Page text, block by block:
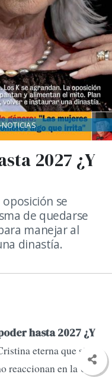
2027 ¿Y
se
de quedarse
manejar al
dinastía.
hasta 2027 ¿Y
eterna que sigue
reaccionan en la UIA,